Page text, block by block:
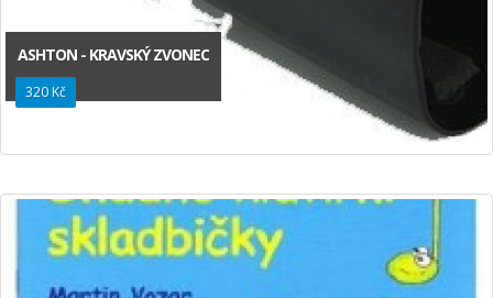
ASHTON - KRAVSKÝ ZVONEC
320 Kč